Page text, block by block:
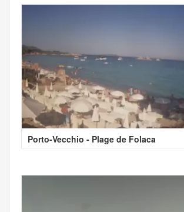
Porto-Vecchio - Plage de Folaca